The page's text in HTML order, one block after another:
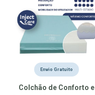
Envio Gratuito
Colchão de Conforto e